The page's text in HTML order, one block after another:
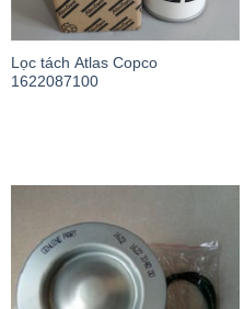
Lọc tách Atlas Copco
1622087100